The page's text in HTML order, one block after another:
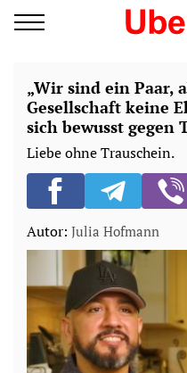
„Wir sind ein Paar,
Gesellschaft keine
sich bewusst gegen
Liebe ohne Trauschein.
Autor: Julia Hofmann